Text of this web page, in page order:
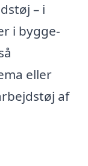
– i
i bygge-
eller
af